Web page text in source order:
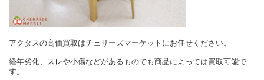
アクタスの高価買取はチェリーズマーケットにお任せください。
経年劣化、スレや小傷などがあるものでも商品によっては買取可能で
す。